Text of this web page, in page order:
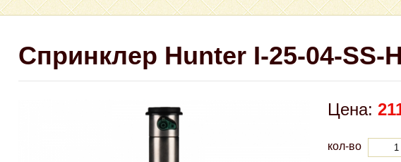
Спринклер Hunter I-25-04-SS-
Цена:
кол-во